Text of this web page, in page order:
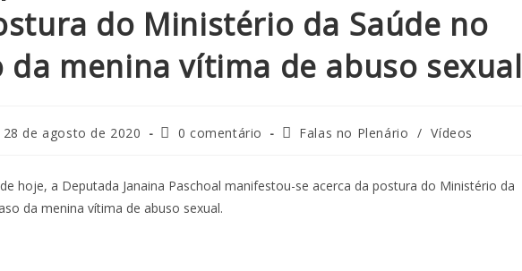
do Ministério da Saúde no
da menina vítima de abuso sexual
28 de agosto de 2020 0 comentário Falas no Plenário / Vídeos
hoje, a Deputada Janaina Paschoal manifestou-se acerca da postura do Ministério da
da menina vítima de abuso sexual.